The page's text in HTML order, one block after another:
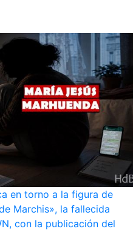
en torno a la figura de
Marchis», la fallecida
con la publicación del